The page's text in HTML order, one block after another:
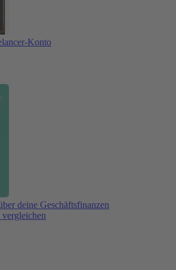
Konto
deine Geschäftsfinanzen
vergleichen